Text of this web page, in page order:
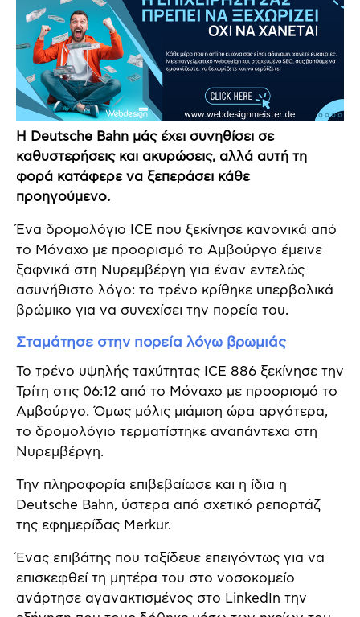
Η Deutsche Bahn μάς έχει συνηθίσει σε
καθυστερήσεις και ακυρώσεις, αλλά αυτή τη
φορά κατάφερε να ξεπεράσει κάθε
προηγούμενο.
Ένα δρομολόγιο ICE που ξεκίνησε κανονικά από
το Μόναχο με προορισμό το Αμβούργο έμεινε
ξαφνικά στη Νυρεμβέργη για έναν εντελώς
ασυνήθιστο λόγο: το τρένο κρίθηκε υπερβολικά
βρώμικο για να συνεχίσει την πορεία του.
Σταμάτησε στην πορεία λόγω βρωμιάς
Το τρένο υψηλής ταχύτητας ICE 886 ξεκίνησε την
Τρίτη στις 06:12 από το Μόναχο με προορισμό το
Αμβούργο. Όμως μόλις μιάμιση ώρα αργότερα,
το δρομολόγιο τερματίστηκε αναπάντεχα στη
Νυρεμβέργη.
Την πληροφορία επιβεβαίωσε και η ίδια η
Deutsche Bahn, ύστερα από σχετικό ρεπορτάζ
της εφημερίδας Merkur.
Ένας επιβάτης που ταξίδευε επειγόντως για να
επισκεφθεί τη μητέρα του στο νοσοκομείο
ανάρτησε αγανακτισμένος στο LinkedIn την